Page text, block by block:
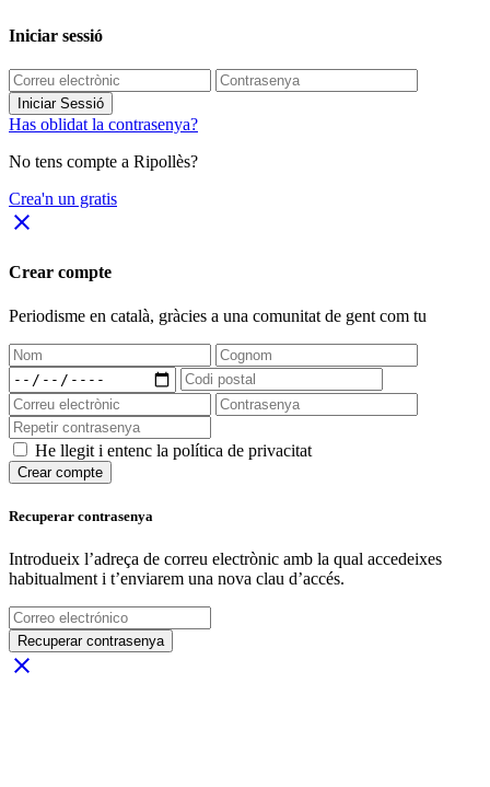
Iniciar sessió
Iniciar Sessió
Has oblidat la contrasenya?
No tens compte a Ripollès?
Crea'n un gratis
close
Crear compte
Periodisme en català, gràcies a una comunitat de gent com tu
He llegit i entenc la política de privacitat
Crear compte
Recuperar contrasenya
Introdueix l’adreça de correu electrònic amb la qual accedeixes
habitualment i t’enviarem una nova clau d’accés.
Recuperar contrasenya
close